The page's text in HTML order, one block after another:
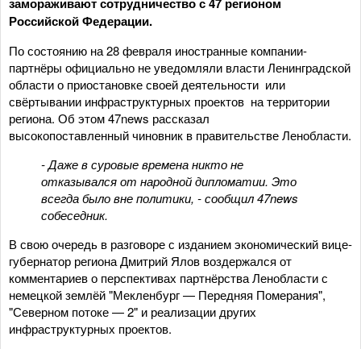
Российской Федерации.
По состоянию на 28 февраля иностранные компании-
партнёры официально не уведомляли власти Ленинградской
области о приостановке своей деятельности или
свёртывании инфраструктурных проектов на территории
региона. Об этом 47news рассказал
высокопоставленный чиновник в правительстве Ленобласти.
- Даже в суровые времена никто не
отказывался от народной дипломатии. Это
всегда было вне политики, - сообщил 47news
собеседник.
В свою очередь в разговоре с изданием экономический вице-
губернатор региона Дмитрий Ялов воздержался от
комментариев о перспективах партнёрства Ленобласти с
немецкой землёй "Мекленбург — Передняя Померания",
"Северном потоке — 2" и реализации других
инфраструктурных проектов.